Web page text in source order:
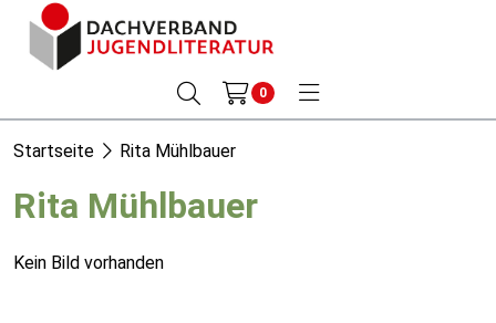
0
Startseite Rita Mühlbauer
Rita Mühlbauer
Kein Bild vorhanden